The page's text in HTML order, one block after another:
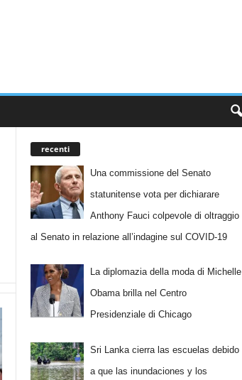
recenti
Una commissione del Senato
statunitense vota per dichiarare
Anthony Fauci colpevole di oltraggio
al Senato in relazione all’indagine sul COVID-19
La diplomazia della moda di Michelle
Obama brilla nel Centro
Presidenziale di Chicago
Sri Lanka cierra las escuelas debido
a que las inundaciones y los